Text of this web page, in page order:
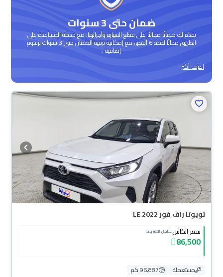
ضمان حتى 3 سنوات
نقدّم لك ضمانًا مجانيًا على قطع السيارة وأجزائها، مع خدمة المساعدة على
الطريق مجانًا لمدة 6 أشهر، مع إمكانية ترقية الضمان حتى 3 سنوات برسوم
إضافية .
اعرف أكثر
تويوتا راف فور LE 2022
سعر الكاش(شامل الضريبة)
86,500
مستعملة
96,887 كم